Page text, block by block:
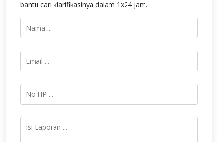
bantu cari klarifikasinya dalam 1x24 jam.